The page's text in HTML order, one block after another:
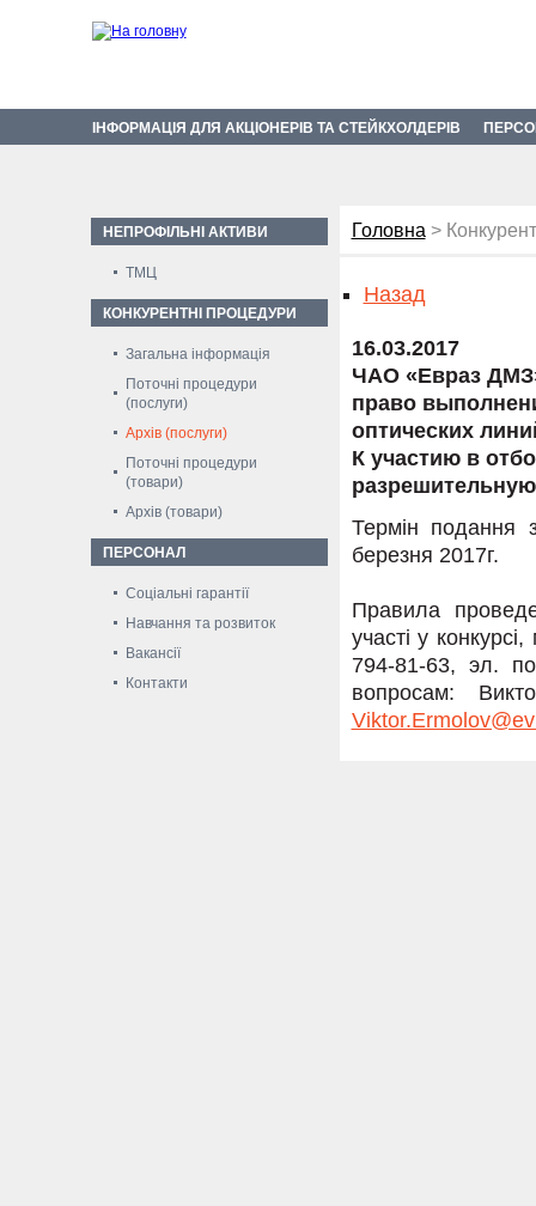
ІНФОРМАЦІЯ ДЛЯ АКЦІОНЕРІВ ТА СТЕЙКХОЛДЕРІВ
НЕПРОФІЛЬНІ АКТИВИ
ТМЦ
КОНКУРЕНТНІ ПРОЦЕДУРИ
Загальна інформація
Поточні процедури
(послуги)
Архів (послуги)
Поточні процедури
(товари)
Архів (товари)
ПЕРСОНАЛ
Соціальні гарантії
Навчання та розвиток
Вакансії
Контакти
Головна >
Назад
16.03.2017
ЧАО «Евраз
право
оптических
К участию в
Термін подання
березня 2017г.
Правила
участі у
794-81-63, эл.
вопросам: